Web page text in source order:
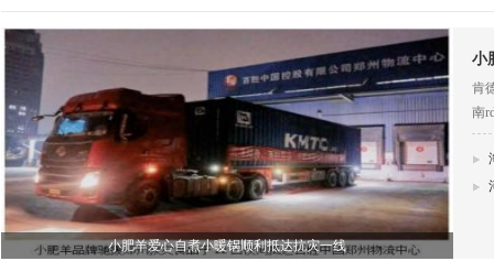
小肥羊爱心自煮小暖锅顺利抵达抗灾一线
小
肯
南